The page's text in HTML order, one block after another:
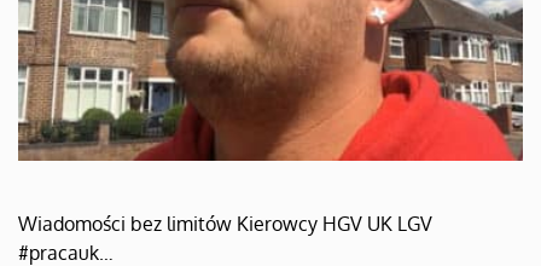
Wiadomości bez limitów Kierowcy HGV UK LGV
#pracauk…